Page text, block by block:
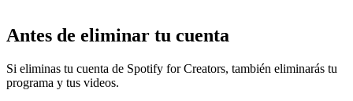
Antes de eliminar tu cuenta
Si eliminas tu cuenta de Spotify for Creators, también eliminarás tu
programa y tus videos.